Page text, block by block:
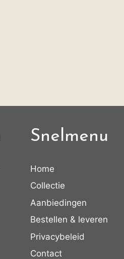
Snelmenu
Home
Collectie
Aanbiedingen
Bestellen & leveren
Privacybeleid
Contact